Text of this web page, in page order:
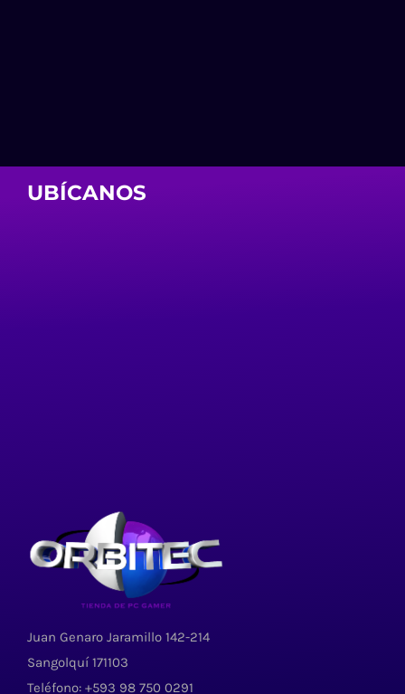
UBÍCANOS
Juan Genaro Jaramillo 142-214
Sangolquí 171103
Teléfono: +593 98 750 0291